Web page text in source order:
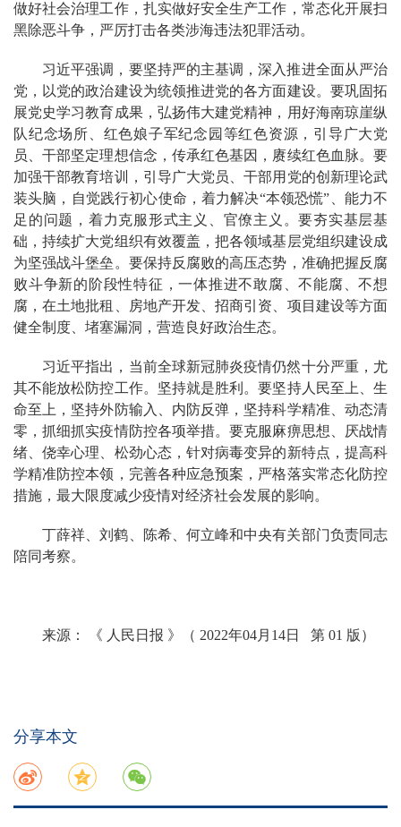
做好社会治理工作，扎实做好安全生产工作，常态化开展扫
黑除恶斗争，严厉打击各类涉海违法犯罪活动。
习近平强调，要坚持严的主基调，深入推进全面从严治
党，以党的政治建设为统领推进党的各方面建设。要巩固拓
展党史学习教育成果，弘扬伟大建党精神，用好海南琼崖纵
队纪念场所、红色娘子军纪念园等红色资源，引导广大党
员、干部坚定理想信念，传承红色基因，赓续红色血脉。要
加强干部教育培训，引导广大党员、干部用党的创新理论武
装头脑，自觉践行初心使命，着力解决“本领恐慌”、能力不
足的问题，着力克服形式主义、官僚主义。要夯实基层基
础，持续扩大党组织有效覆盖，把各领域基层党组织建设成
为坚强战斗堡垒。要保持反腐败的高压态势，准确把握反腐
败斗争新的阶段性特征，一体推进不敢腐、不能腐、不想
腐，在土地批租、房地产开发、招商引资、项目建设等方面
健全制度、堵塞漏洞，营造良好政治生态。
习近平指出，当前全球新冠肺炎疫情仍然十分严重，尤
其不能放松防控工作。坚持就是胜利。要坚持人民至上、生
命至上，坚持外防输入、内防反弹，坚持科学精准、动态清
零，抓细抓实疫情防控各项举措。要克服麻痹思想、厌战情
绪、侥幸心理、松劲心态，针对病毒变异的新特点，提高科
学精准防控本领，完善各种应急预案，严格落实常态化防控
措施，最大限度减少疫情对经济社会发展的影响。
丁薛祥、刘鹤、陈希、何立峰和中央有关部门负责同志
陪同考察。
来源： 《 人民日报 》（ 2022年04月14日 第 01 版）
分享本文